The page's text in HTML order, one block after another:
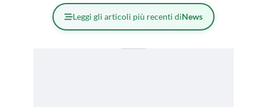
Leggi gli articoli più recenti diNews